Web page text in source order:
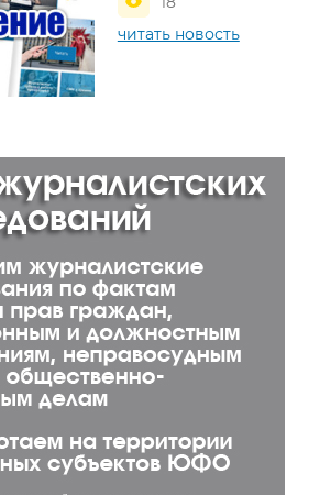
читать новость